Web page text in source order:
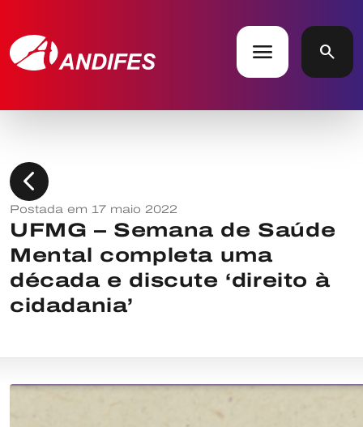
menu search
chevron_left
Postada em 17 maio 2022
UFMG – Semana de Saúde
Mental completa uma
década e discute ‘direito à
cidadania’